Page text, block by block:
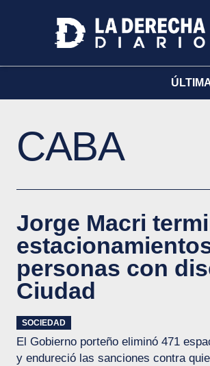
CABA
Jorge Macri
personas con
Ciudad
SOCIEDAD
El Gobierno porteño eliminó 471
y endureció las sanciones contra